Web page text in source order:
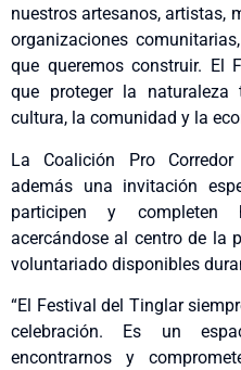
nuestros artesanos, artistas,
organizaciones
que queremos construir. El
que proteger la naturaleza
cultura, la comunidad y la
La Coalición Pro
además una invitación
participen y completen
acercándose al centro de la
voluntariado disponibles
“El Festival del Tinglar
celebración. Es un
encontrarnos y